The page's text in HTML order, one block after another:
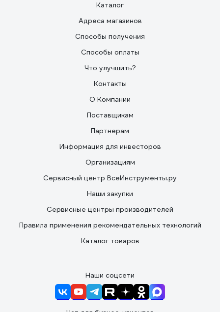
Каталог
Адреса магазинов
Способы получения
Способы оплаты
Что улучшить?
Контакты
О Компании
Поставщикам
Партнерам
Информация для инвесторов
Организациям
Сервисный центр ВсеИнструменты.ру
Наши закупки
Сервисные центры производителей
Правила применения рекомендательных технологий
Каталог товаров
Наши соцсети